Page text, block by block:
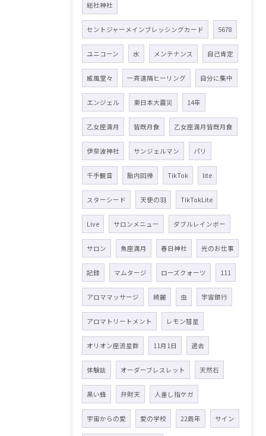
総社神社
セントジャーメインブレッシングカード 5678
ユニコーン 水 メンテナンス 自己肯定
威風堂々 一斉遠隔ヒーリング 自分に集中
エンジェル 東日本大震災 14年
乙女座満月 皆既月食 乙女座満月皆既月食
伊奈波神社 サンジェルマン パリ
千手観音 胎内回帰 TikTok lite
スターシード 天使の羽 TikTokLite
Live サロンメニュー ダブルレインボー
サロン 魚座満月 春日神社 光のお仕事
記録 マムタージ ローズクォーツ 111
アロママッサージ 綺麗 虫 宇宙銀行
アロマトリートメント レモン彗星
オリオン座流星群 11月1日 過去
体験談 オーダーブレスレット 天然石
黒い蜂 弁財天 人差し指ケガ
宇宙からの愛 愛の学校 22周年 サイン